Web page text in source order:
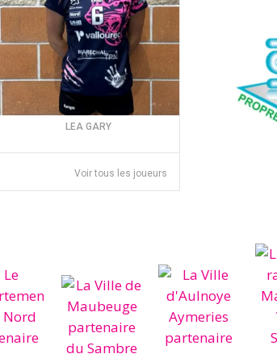
LEA GARY
Voir tous les joueurs